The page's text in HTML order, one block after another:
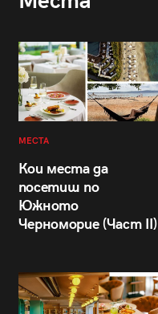
МЕСТА
Кои места да
посетиш по
Южното
Черноморие (Част II)